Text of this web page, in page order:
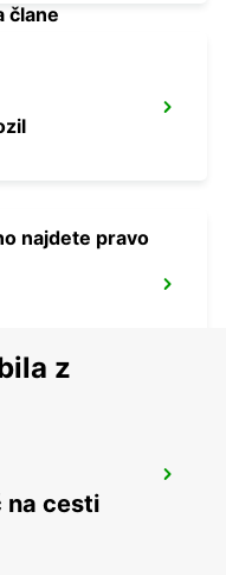
člane
najdete pravo
z
na cesti